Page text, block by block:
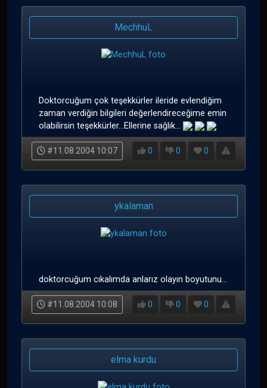
MechhuL
Doktorcuğum çok teşekkürler ileride evlendiğim
zaman verdiğin bilgileri değerlendireceğime emin
olabilirsin teşekkürler...Ellerine sağlık...
#11.08.2004 10:07 0 0 0
ykalaman
doktorcuğum cıkalımda anlarız olayın boyutunu...
#11.08.2004 10:08 0 0 0
elma kurdu